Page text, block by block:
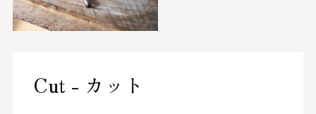
Cut - カット